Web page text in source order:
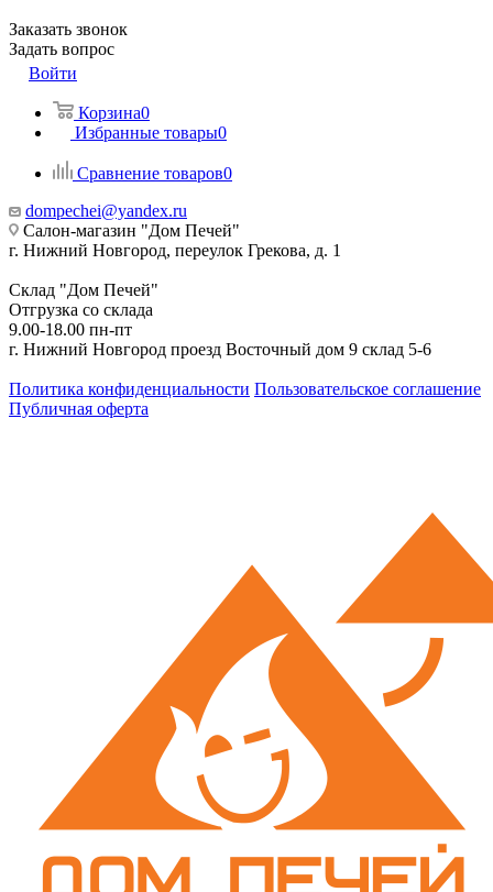
Заказать звонок
Задать вопрос
Войти
Корзина0
Избранные товары0
Сравнение товаров0
dompechei@yandex.ru
Салон-магазин "Дом Печей"
г. Нижний Новгород, переулок Грекова, д. 1
Склад "Дом Печей"
Отгрузка со склада
9.00-18.00 пн-пт
г. Нижний Новгород проезд Восточный дом 9 склад 5-6
Политика конфиденциальности Пользовательское соглашение
Публичная оферта